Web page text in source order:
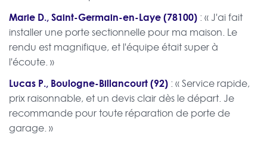
Marie D., Saint-Germain-en-Laye (78100) : « J'ai fait
installer une porte sectionnelle pour ma maison. Le
rendu est magnifique, et l'équipe était super à
l'écoute. »
Lucas P., Boulogne-Billancourt (92) : « Service rapide,
prix raisonnable, et un devis clair dès le départ. Je
recommande pour toute réparation de porte de
garage. »